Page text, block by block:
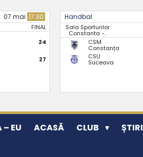
07 mai 17:30
FINAL
24
27
Handbal
Sala Sporturilor
Constanta -..
CSM
Constanța
CSU
Suceava
– EU ACASĂ CLUB ȘTIRI